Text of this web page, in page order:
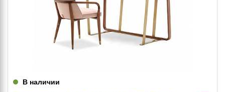
В наличии